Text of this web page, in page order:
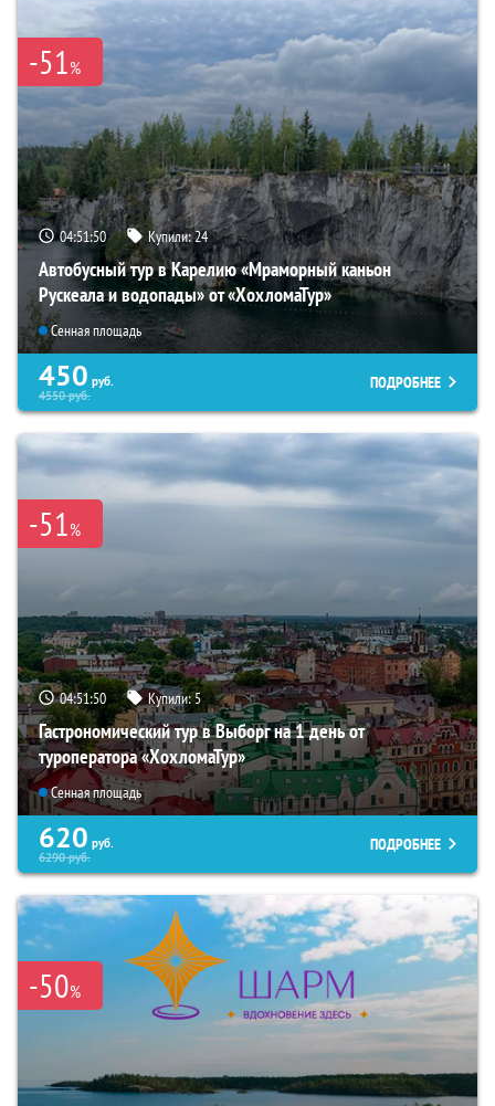
-51%
04:51:49 Купили:24
Автобусный тур в Карелию «Мраморный каньон
Рускеала и водопады» от «ХохломаТур»
Сенная площадь
450 руб.
4550руб.
ПОДРОБНЕЕ
-51%
04:51:49 Купили:5
Гастрономический тур в Выборг на 1 день от
туроператора «ХохломаТур»
Сенная площадь
620 руб.
6290руб.
ПОДРОБНЕЕ
-50%